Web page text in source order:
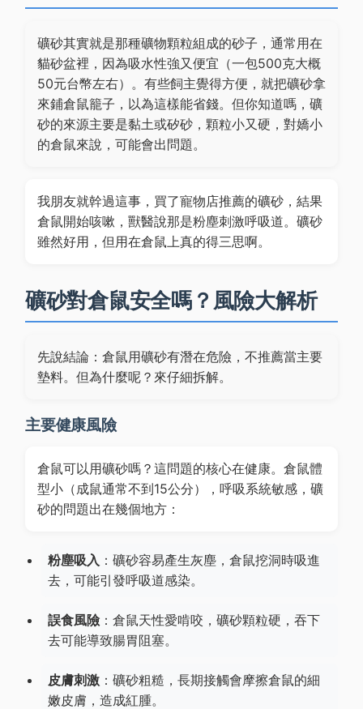
礦砂其實就是那種礦物顆粒組成的砂子，通常用在
貓砂盆裡，因為吸水性強又便宜（一包500克大概
50元台幣左右）。有些飼主覺得方便，就把礦砂拿
來鋪倉鼠籠子，以為這樣能省錢。但你知道嗎，礦
砂的來源主要是黏土或矽砂，顆粒小又硬，對嬌小
的倉鼠來說，可能會出問題。
我朋友就幹過這事，買了寵物店推薦的礦砂，結果
倉鼠開始咳嗽，獸醫說那是粉塵刺激呼吸道。礦砂
雖然好用，但用在倉鼠上真的得三思啊。
礦砂對倉鼠安全嗎？風險大解析
先說結論：倉鼠用礦砂有潛在危險，不推薦當主要
墊料。但為什麼呢？來仔細拆解。
主要健康風險
倉鼠可以用礦砂嗎？這問題的核心在健康。倉鼠體
型小（成鼠通常不到15公分），呼吸系統敏感，礦
砂的問題出在幾個地方：
粉塵吸入 ：礦砂容易產生灰塵，倉鼠挖洞時吸進
去，可能引發呼吸道感染。
誤食風險 ：倉鼠天性愛啃咬，礦砂顆粒硬，吞下
去可能導致腸胃阻塞。
皮膚刺激 ：礦砂粗糙，長期接觸會摩擦倉鼠的細
嫩皮膚，造成紅腫。